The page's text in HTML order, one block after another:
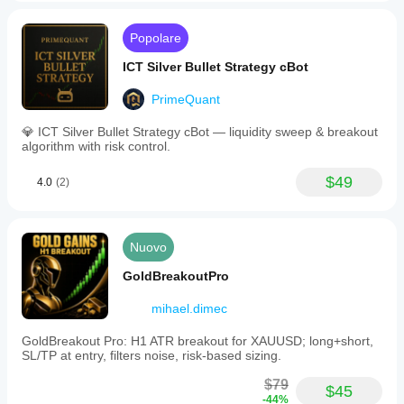
━━━━━━━━━━━━━━━━━━━━━━━━━━━━
━━━━━━━━━━━━━━━━━━━━━━━━━━━━
Unique identifier used to tag all positions opened by this
bot instance. Use different labels when running multiple
instances on the same symbol to prevent interference.
🔹 Strategy Mood (default: SunshineMode)
Determines how the anomalous candle direction is
interpreted. SunshineMode: trades in the candle's
direction (bullish candle → buy, bearish → sell) —
momentum/continuation strategy. DoomsdayMode:
Popolare
ICT Silver Bullet Strategy cBot
PrimeQuant
💎 ICT Silver Bullet Strategy cBot — liquidity sweep & breakout
algorithm with risk control.
4.0 (2) $49
Nuovo
GoldBreakoutPro
mihael.dimec
GoldBreakout Pro: H1 ATR breakout for XAUUSD; long+short,
SL/TP at entry, filters noise, risk-based sizing.
$79
-44% $45